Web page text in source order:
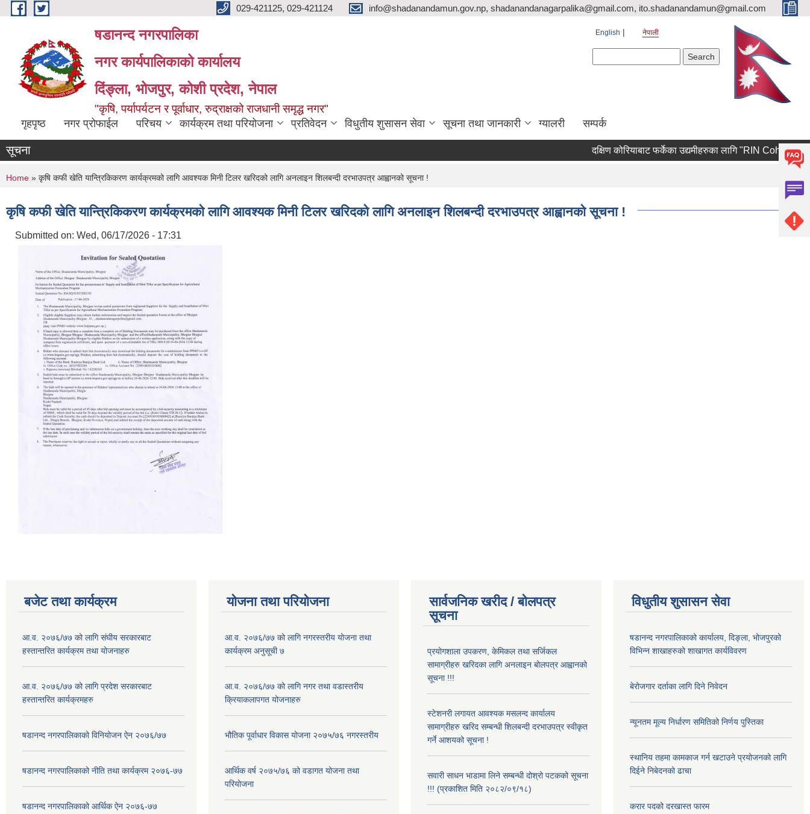
Skip to main content 029-421125, 029-421124 info@shadanandamun.gov.np, shadanandanagarpalika@gmail.com, ito.shadanandamun@gmail.com
षडानन्द नगरपालिका
नगर कार्यपालिकाको कार्यालय
दिंङ्ला, भोजपुर, कोशी प्रदेश, नेपाल
"कृषि, पर्यापर्यटन र पूर्वाधार, रुद्राक्षको राजधानी समृद्ध नगर"
English नेपाली
गृहपृष्ठ नगर प्रोफाईल परिचय कार्यक्रम तथा परियोजना प्रतिवेदन विधुतीय शुसासन सेवा सूचना तथा जानकारी ग्यालरी सम्पर्क
सूचना दक्षिण कोरियाबाट फर्केका उद्यमीहरुका लागि "RIN Cohort lll"
You are here
Home » कृषि कफी खेति यान्त्रिकिकरण कार्यक्रमको लागि आवश्यक मिनी टिलर खरिदको लागि अनलाइन शिलबन्दी दरभाउपत्र आह्वानको सूचना !
कृषि कफी खेति यान्त्रिकिकरण कार्यक्रमको लागि आवश्यक मिनी टिलर खरिदको लागि अनलाइन शिलबन्दी दरभाउपत्र आह्वानको सूचना !
Submitted on: Wed, 06/17/2026 - 17:31
बजेट तथा कार्यक्रम
आ.व. २०७६/७७ को लागि संघीय सरकारबाट
हस्तान्तरित कार्यक्रम तथा योजनाहरु
आ.व. २०७६/७७ को लागि प्रदेश सरकारबाट
हस्तान्तरित कार्यक्रमहरु
षडानन्द नगरपालिकाको विनियोजन ऐन २०७६/७७
षडानन्द नगरपालिकाको नीति तथा कार्यक्रम २०७६-७७
षडानन्द नगरपालिकाको आर्थिक ऐन २०७६-७७
योजना तथा परियोजना
आ.व. २०७६/७७ को लागि नगरस्तरीय योजना तथा
कार्यक्रम अनुसूची ७
आ.व. २०७६/७७ को लागि नगर तथा वडास्तरीय
क्रियाकलापगत योजनाहरु
भौतिक पूर्वाधार विकास योजना २०७५/७६ नगरस्तरीय
आर्थिक वर्ष २०७५/७६ को वडागत योजना तथा
परियोजना
सार्वजनिक खरीद / बोलपत्र
सूचना
प्रयोगशाला उपकरण, केमिकल तथा सर्जिकल
सामाग्रीहरु खरिदका लागि अनलाइन बोलपत्र आह्वानको
सूचना !!!
स्टेशनरी लगायत आवश्यक मसलन्द कार्यालय
सामाग्रीहरु खरिद सम्बन्धी शिलबन्दी दरभाउपत्र स्वीकृत
गर्ने आशयको सूचना !
सवारी साधन भाडामा लिने सम्बन्धी दोश्रो पटकको सूचना
!!! (प्रकाशित मिति २०८२/०९/१८)
विधुतीय शुसासन सेवा
षडानन्द नगरपालिकाको कार्यालय, दिङ्ला, भोजपुरको
विभिन्न शाखाहरुको शाखागत कार्यविवरण
बेरोजगार दर्ताका लागि दिने निवेदन
न्यूनतम मूल्य निर्धारण समितिको निर्णय पुस्तिका
स्थानिय तहमा कामकाज गर्न खटाउने प्रयोजनको लागि
दिईने निबेदनको ढाचा
करार पदको दरखास्त फारम